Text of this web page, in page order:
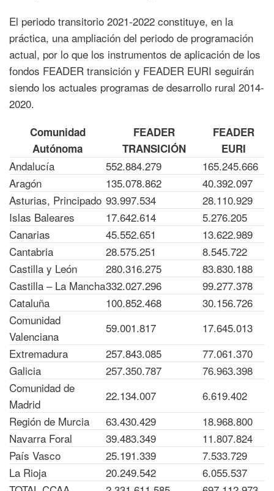
El periodo transitorio 2021-2022 constituye, en la
práctica, una ampliación del periodo de programación
actual, por lo que los instrumentos de aplicación de los
fondos FEADER transición y FEADER EURI seguirán
siendo los actuales programas de desarrollo rural 2014-
2020.
Comunidad
AutónomaEncabezado tabla
FEADER
TRANSICIÓNEncabezado tabla
FEADER
EURI
Andalucía 552.884.279
165.245.666
Aragón
135.078.862
40.392.097
Asturias, Principado 93.997.534
28.110.929
Islas Baleares
17.642.614
5.276.205
Canarias
45.552.651
13.622.989
Cantabria
28.575.251
8.545.722
Castilla y León
280.316.275
83.830.188
Castilla – La Mancha332.027.296
99.277.378
Cataluña
100.852.468
30.156.726
Comunidad
Valenciana
59.001.817
17.645.013
Extremadura
257.843.085
77.061.370
Galicia
257.350.787
76.963.398
Comunidad de
Madrid
22.134.007
6.619.402
Región de Murcia
63.430.429
18.968.800
Navarra Foral
39.483.349
11.807.824
País Vasco
25.191.339
7.533.729
La Rioja
20.249.542
6.055.537